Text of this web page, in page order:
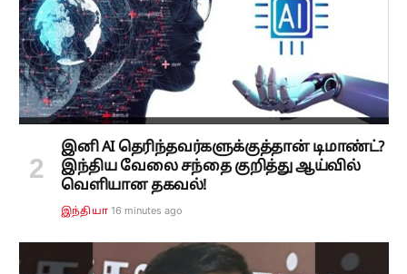
இனி AI தெரிந்தவர்களுக்குத்தான் டிமாண்ட்?
இந்திய வேலை சந்தை குறித்து ஆய்வில்
வெளியான தகவல்!
இந்தியா 16 minutes ago